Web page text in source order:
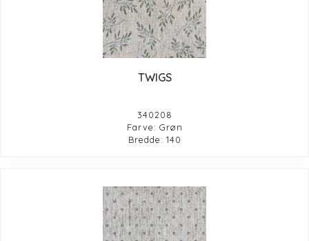
TWIGS
340208
Farve: Grøn
Bredde: 140